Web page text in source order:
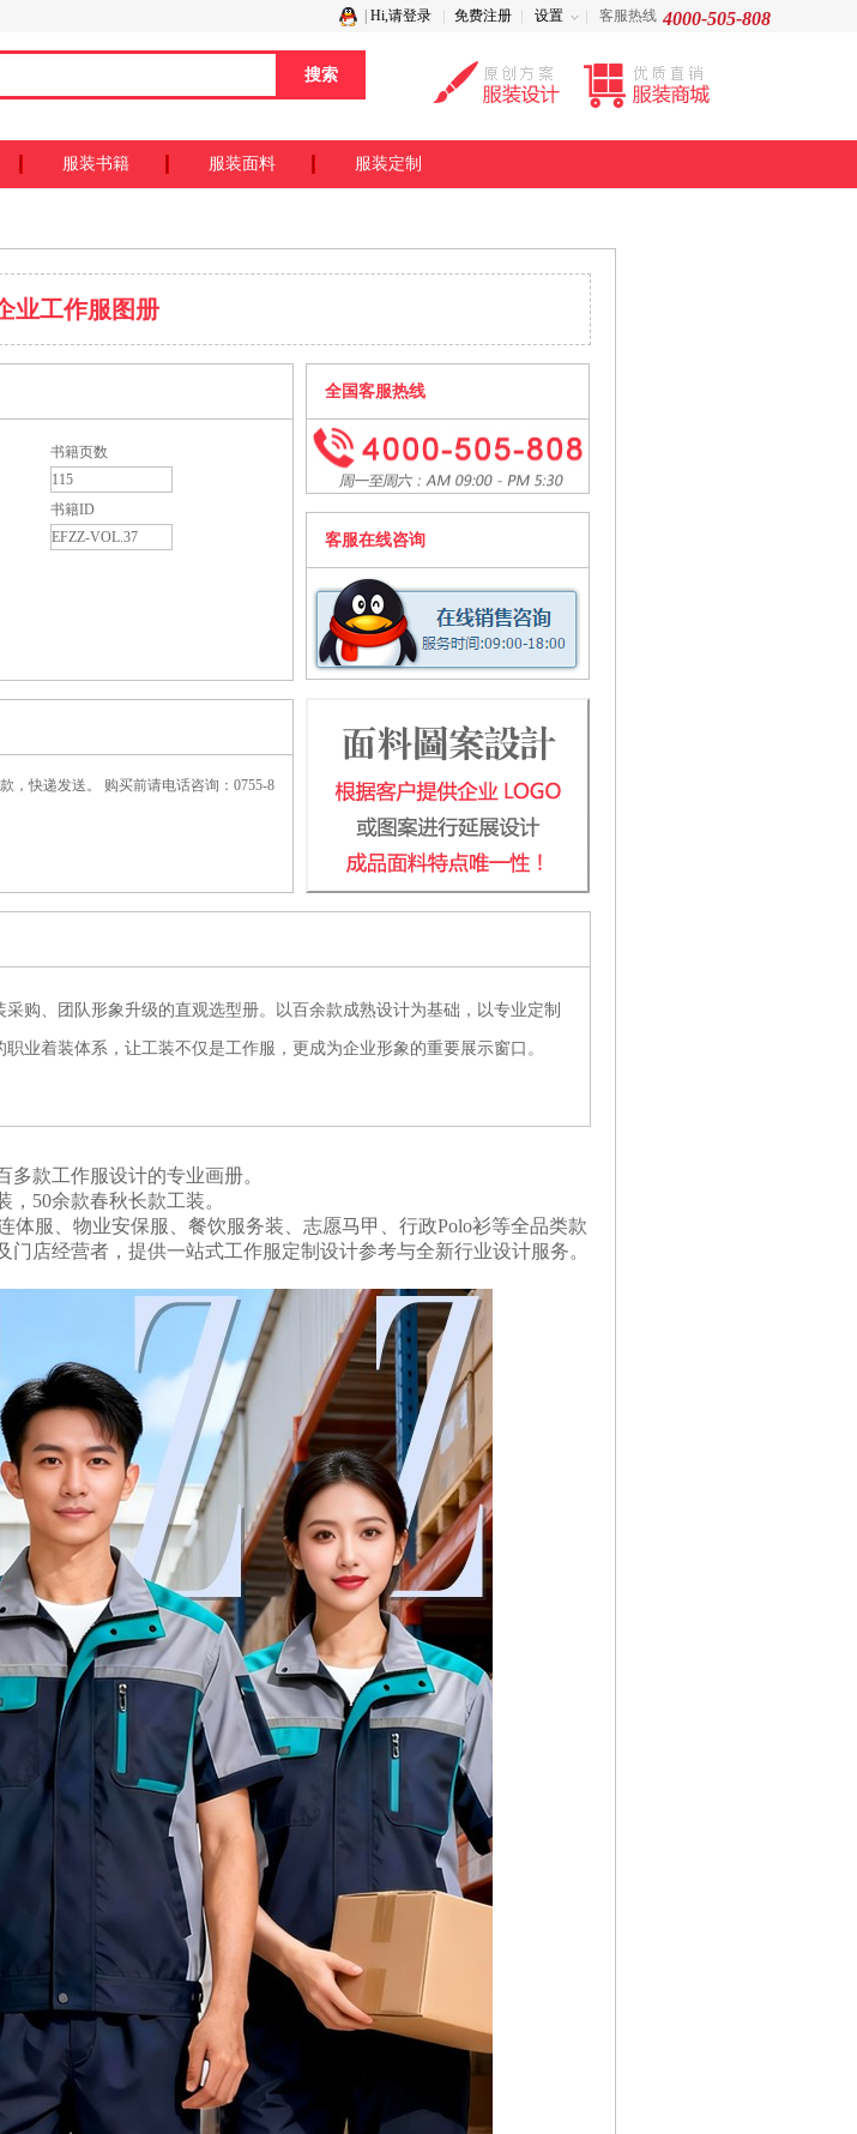
Hi,请登录 免费注册 设置 客服热线 4000-505-808
服装书籍 服装面料 服装定制
业工作服图册
书籍页数
115
书籍ID
EFZZ-VOL.37
，快递发送。 购买前请电话咨询：0755-8
全国客服热线
客服在线咨询
购、团队形象升级的直观选型册。以百余款成熟设计为基础，以专业定制
业着装体系，让工装不仅是工作服，更成为企业形象的重要展示窗口。
多款工作服设计的专业画册。
，50余款春秋长款工装。
服、物业安保服、餐饮服务装、志愿马甲、行政Polo衫等全品类款
店经营者，提供一站式工作服定制设计参考与全新行业设计服务。